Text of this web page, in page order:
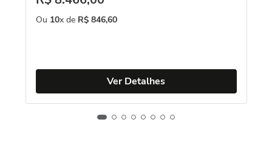
Ou 10x de R$ 846,60
Ver Detalhes